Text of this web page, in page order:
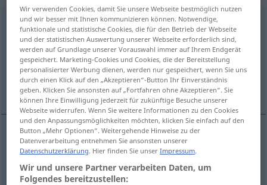
oclusiva [ɔkłuˈzivɜ]f
Übersicht aller Übersetzungen
(Für mehr Details die Übersetzung anklicken/antippen)
Verschlusslaut, Plosiv
Verschlusslautm oclusiva LING
Plosivm oclusiva LING
Wir verwenden Cookies, damit Sie unsere Webseite bestmöglich nutzen
und wir besser mit Ihnen kommunizieren können. Notwendige,
funktionale und statistische Cookies, die für den Betrieb der Webseite
und der statistischen Auswertung unserer Webseite erforderlich sind,
werden auf Grundlage unserer Vorauswahl immer auf Ihrem Endgerät
gespeichert. Marketing-Cookies und Cookies, die der Bereitstellung
personalisierter Werbung dienen, werden nur gespeichert, wenn Sie uns
durch einen Klick auf den „Akzeptieren“-Button Ihr Einverständnis
geben. Klicken Sie ansonsten auf „Fortfahren ohne Akzeptieren“. Sie
können Ihre Einwilligung jederzeit für zukünftige Besuche unserer
Webseite widerrufen. Wenn Sie weitere Informationen zu den Cookies
und den Anpassungsmöglichkeiten möchten, klicken Sie einfach auf den
Button „Mehr Optionen“. Weitergehende Hinweise zu der
Datenverarbeitung entnehmen Sie ansonsten unserer
Datenschutzerklärung. Hier finden Sie unserImpressum.
Wir und unsere Partner verarbeiten Daten, um
Folgendes bereitzustellen: